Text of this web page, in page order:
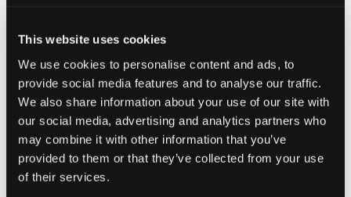
This website uses cookies
We use cookies to personalise content and ads, to
provide social media features and to analyse our traffic.
We also share information about your use of our site with
our social media, advertising and analytics partners who
may combine it with other information that you’ve
provided to them or that they’ve collected from your use
of their services.
Opfattet størrelse
Lille Perfekt
STØRRELSESGUIDE
VÆLG EN STØRRELSE
Hurtig levering